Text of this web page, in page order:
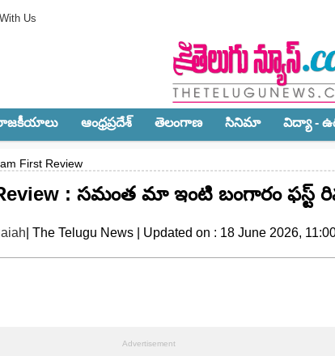
Us
ఆంధ్ర‌ప్ర‌దేశ్‌ తెలంగాణ‌ సినిమా విద్యా -
First Review
: సమంత మా ఇంటి బంగారం ఫస్ట్
| The Telugu News | Updated on : 18 June 2026,